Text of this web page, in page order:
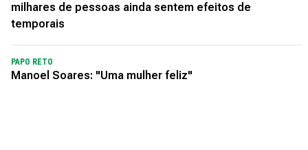
milhares de pessoas ainda sentem efeitos de
temporais
PAPO RETO
Manoel Soares: "Uma mulher feliz"